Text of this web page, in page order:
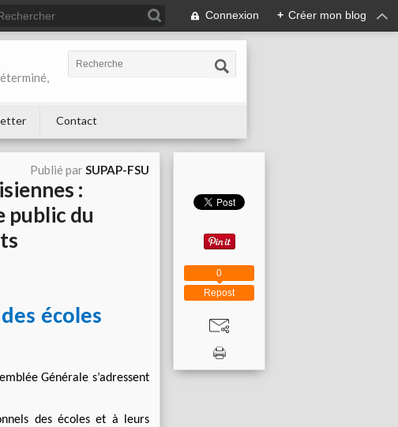
Connexion + Créer mon blog
Contact
Publié parSUPAP-FSU
:
public du
écoles
Générale s’adressent
des écoles et à leurs
Repost
0